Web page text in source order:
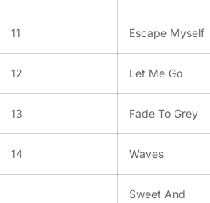
11 Escape Myself
12 Let Me Go
13 Fade To Grey
14 Waves
Sweet And